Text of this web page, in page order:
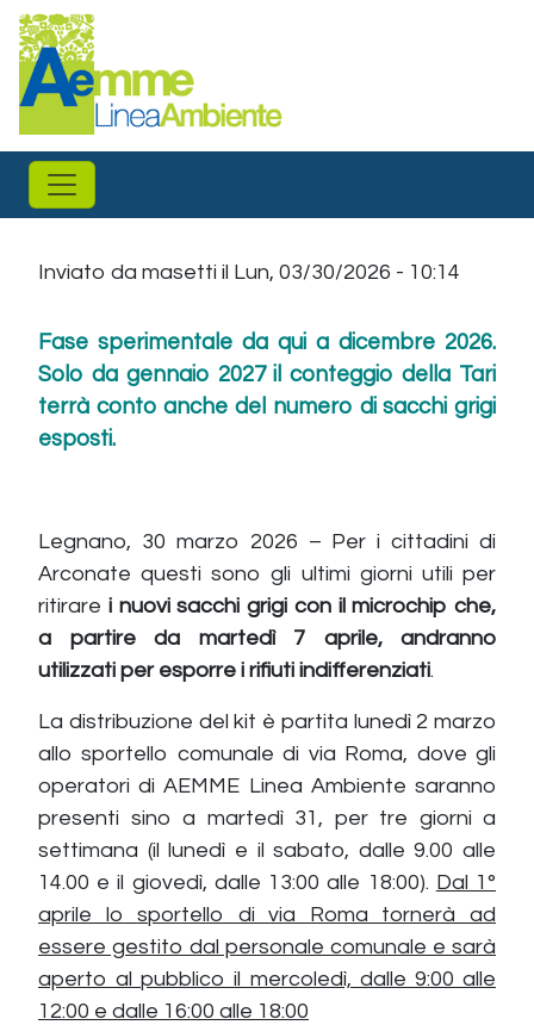
Salta al contenuto principale
Inviato da masetti il Lun, 03/30/2026 - 10:14
Fase sperimentale da qui a dicembre 2026.
Solo da gennaio 2027 il conteggio della Tari
terrà conto anche del numero di sacchi grigi
esposti.
Legnano, 30 marzo 2026 – Per i cittadini di
Arconate questi sono gli ultimi giorni utili per
ritirare i nuovi sacchi grigi con il microchip che,
a partire da martedì 7 aprile, andranno
utilizzati per esporre i rifiuti indifferenziati.
La distribuzione del kit è partita lunedì 2 marzo
allo sportello comunale di via Roma, dove gli
operatori di AEMME Linea Ambiente saranno
presenti sino a martedì 31, per tre giorni a
settimana (il lunedì e il sabato, dalle 9.00 alle
14.00 e il giovedì, dalle 13:00 alle 18:00). Dal 1°
aprile lo sportello di via Roma tornerà ad
essere gestito dal personale comunale e sarà
aperto al pubblico il mercoledì, dalle 9:00 alle
12:00 e dalle 16:00 alle 18:00